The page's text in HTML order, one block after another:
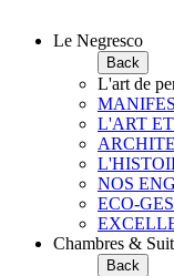
Le Negresco
Back
L'art de
L'ART
NOS
ECO-
Chambres &
Back